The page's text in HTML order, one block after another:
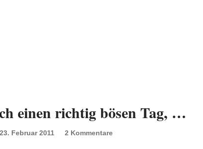
einen richtig bösen Tag, …
23. Februar 2011 2 Kommentare